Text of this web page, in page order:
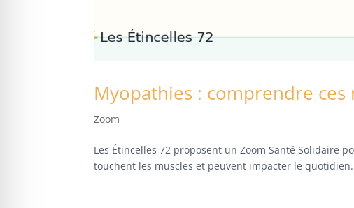
Myopathies : comprendre ces
Zoom
Les Étincelles 72 proposent un Zoom Santé Solidaire
touchent les muscles et peuvent impacter le quotidien.